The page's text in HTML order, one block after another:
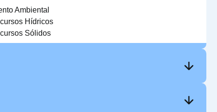
Ambiental
Hídricos
Sólidos